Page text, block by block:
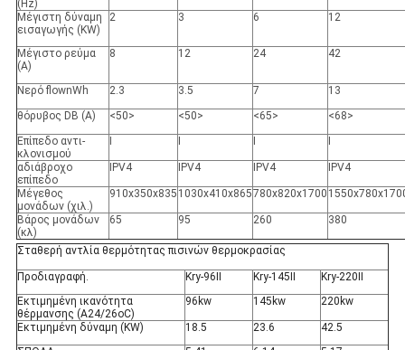
(Hz)
Μέγιστη δύναμη
εισαγωγής (KW)
2 3 6 12
Μέγιστο ρεύμα
(Α)
8 12 24 42
Νερό flownWh 2.3 3.5 7
13
θόρυβος DB (Α)
<50> <50> <65>
<68>
Επίπεδο αντι-
κλονισμού
αδιάβροχο
επίπεδο
IPV4 IPV4 IPV4 IPV4
Μέγεθος
μονάδων (χιλ.)
910x350x835 1030x410x865780x820x1700
Βάρος μονάδων
(κλ)
65 95 260 380
Σταθερή αντλία θερμότητας πισινών θερμοκρασίας
Προδιαγραφή. Kry-96II Kry-145II
Kry-220II
Εκτιμημένη ικανότητα
θέρμανσης (A24/26oC)
96kw 145kw 220kw
Εκτιμημένη δύναμη (KW) 18.5 23.6
42.5